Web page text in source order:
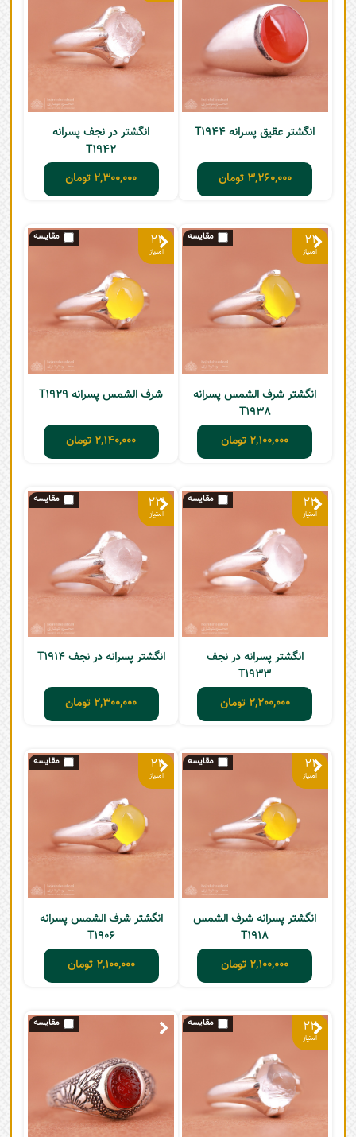
انگشتر عقیق پسرانه T1944
3,260,000 تومان
انگشتر در نجف پسرانه
T1942
2,300,000 تومان
21
انگشتر شرف الشمس پسرانه
T1938
2,100,000 تومان
21
شرف الشمس پسرانه T1929
2,140,000 تومان
22
انگشتر پسرانه در نجف
T1933
2,200,000 تومان
23
انگشتر پسرانه در نجف T1914
2,300,000 تومان
21
انگشتر پسرانه شرف الشمس
T1918
2,100,000 تومان
21
انگشتر شرف الشمس پسرانه
T1906
2,100,000 تومان
22